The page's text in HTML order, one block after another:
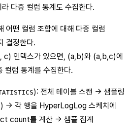
다중 컬럼 통계도 수집한다.
어떤 컬럼 조합에 대해 다중 컬럼
결정한다.
c) 인덱스가 있으면, (a,b)와 (a,b,c)에
컬럼 통계를 수집한다.
): 전체 테이블 스캔 -> 샘플링
-> 각 행을 HyperLogLog 스케치에
count를 계산 -> 샘플 집계